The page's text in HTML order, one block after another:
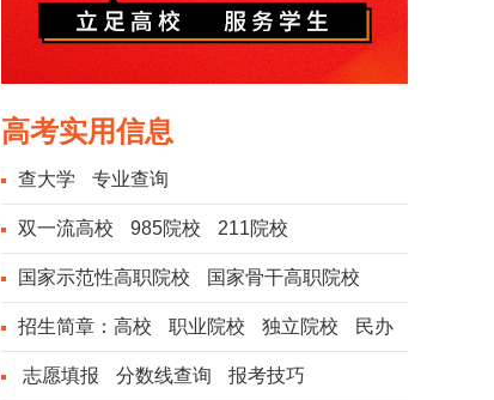
高考实用信息
查大学 专业查询
双一流高校 985院校 211院校
国家示范性高职院校 国家骨干高职院校
招生简章： 高校 职业院校 独立院校 民办
院校志愿填报 分数线查询 报考技巧